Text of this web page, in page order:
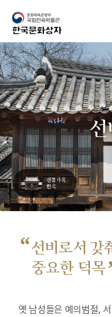
“선비로서 갖
중요한 덕목
옛 남성들은 예의범절,